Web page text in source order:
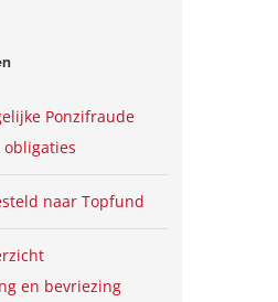
Ponzifraude
obligaties
naar Topfund
en bevriezing